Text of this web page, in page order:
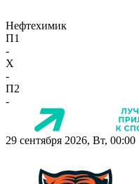
Нефтехимик
П1
-
X
-
П2
-
29 сентября 2026, Вт, 00:00